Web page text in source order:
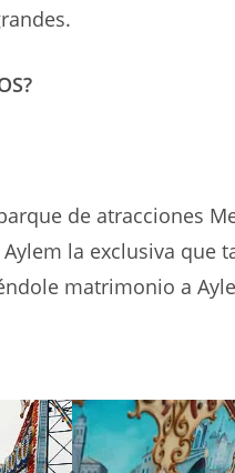
de atracciones
la exclusiva que
matrimonio a